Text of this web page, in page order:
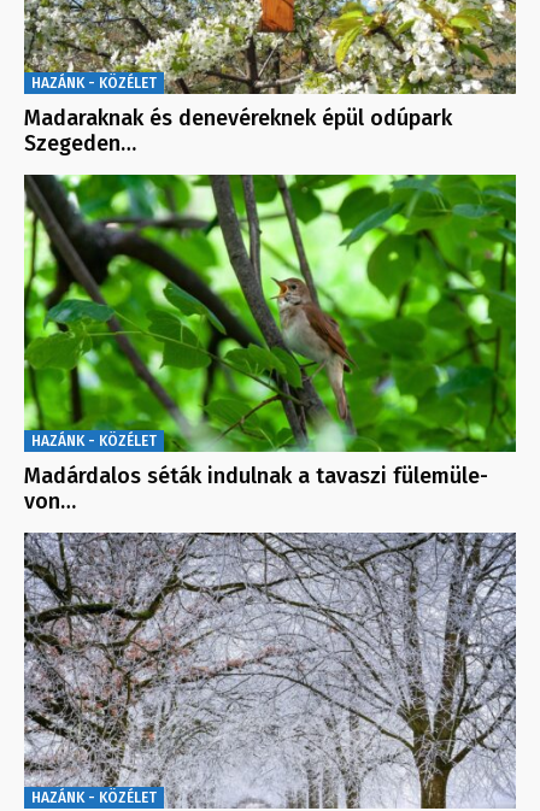
HAZÁNK - KÖZÉLET
Madaraknak és denevéreknek épül odúpark
Szegeden…
HAZÁNK - KÖZÉLET
Madárdalos séták indulnak a tavaszi fülemüle-
von…
HAZÁNK - KÖZÉLET